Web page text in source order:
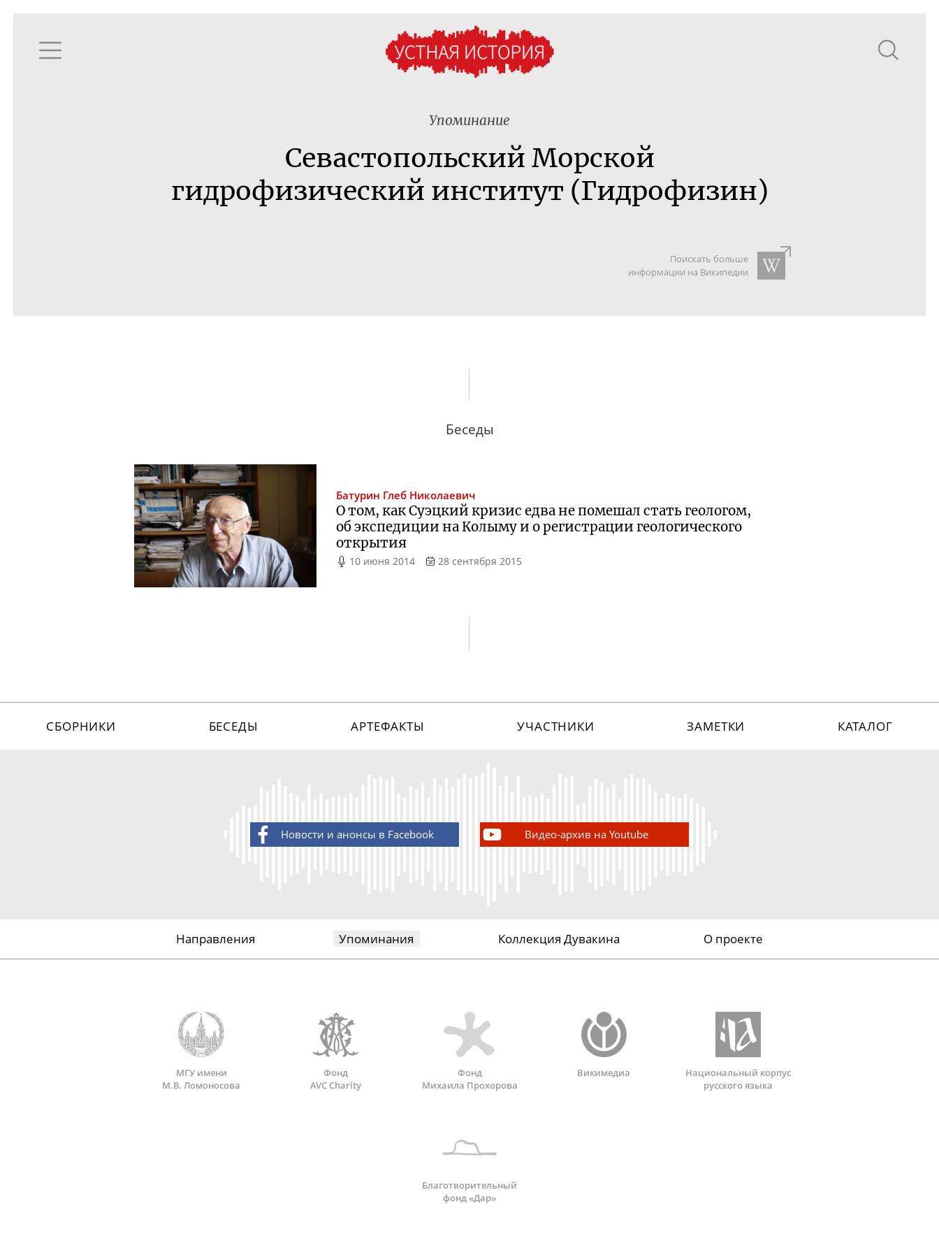
Упоминание
Севастопольский Морской
гидрофизический институт (Гидрофизин)
Поискать больше
информации на Википедии
Беседы
Батурин Глеб Николаевич
О том, как Суэцкий кризис едва не помешал стать геологом,
об экспедиции на Колыму и о регистрации геологического
открытия
10 июня 2014 28 сентября 2015
СБОРНИКИ БЕСЕДЫ АРТЕФАКТЫ УЧАСТНИКИ ЗАМЕТКИ КАТАЛОГ
Новости и анонсы в Facebook Видео-архив на Youtube
Направления Упоминания Коллекция Дувакина О проекте
МГУ имени
М.В. Ломоносова
Фонд
AVC Charity
Фонд
Михаила Прохорова
Викимедиа
Национальный корпус
русского языка
Благотворительный
фонд «Дар»